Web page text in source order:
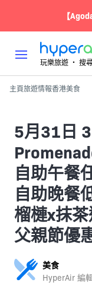
【
玩樂旅遊 ‧ 搜
主頁旅遊情報香港美食
5月31日
自助午餐
自助晚餐
榴槤x抹
父親節優
美食
HyperAir 編